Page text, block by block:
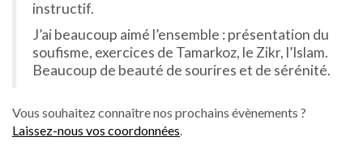
instructif.
J’ai beaucoup aimé l’ensemble : présentation du
soufisme, exercices de Tamarkoz, le Zikr, l’Islam.
Beaucoup de beauté de sourires et de sérénité.
Vous souhaitez connaître nos prochains évènements ?
Laissez-nous vos coordonnées.